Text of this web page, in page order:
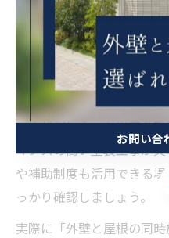
木市内でもセット割引やキ
社があるため、事前に情報
また、見積もり時に塗料
比較しましょう。必要以
いの状況に合った提案を
マンスの高い塗装工事が
や補助制度も活用できる
っかり確認しましょう。
実際に「外壁と屋根の同時
お問い合
お問い合